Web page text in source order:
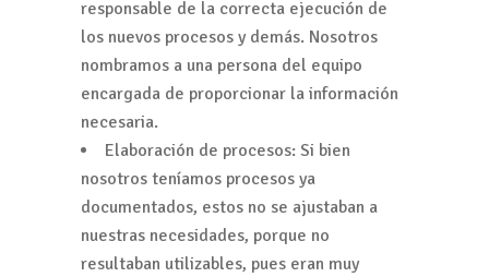
responsable de la correcta ejecución de
los nuevos procesos y demás. Nosotros
nombramos a una persona del equipo
encargada de proporcionar la información
necesaria.
Elaboración de procesos: Si bien
nosotros teníamos procesos ya
documentados, estos no se ajustaban a
nuestras necesidades, porque no
resultaban utilizables, pues eran muy